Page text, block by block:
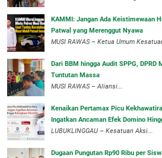
‎KAMMI: Jangan Ada Keistimewaan
Patwal yang Merenggut Nyawa
‎MUSI RAWAS – Ketua Umum
Dari BBM hingga Audit SPPG,
Tuntutan Massa
MUSI RAWAS – Aliansi...
‎Kenaikan Pertamax Picu
Ingatkan Ancaman Efek Domino
‎LUBUKLINGGAU – Kesatuan Aksi...
Dugaan Pungutan Rp90 Ribu per